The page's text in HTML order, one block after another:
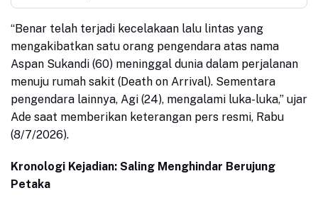
“Benar telah terjadi kecelakaan lalu lintas yang
mengakibatkan satu orang pengendara atas nama
Aspan Sukandi (60) meninggal dunia dalam perjalanan
menuju rumah sakit (Death on Arrival). Sementara
pengendara lainnya, Agi (24), mengalami luka-luka,” ujar
Ade saat memberikan keterangan pers resmi, Rabu
(8/7/2026).
Kronologi Kejadian: Saling Menghindar Berujung
Petaka